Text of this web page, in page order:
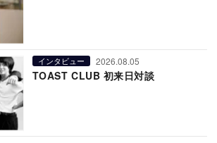
インタビュー 2026.08.05
TOAST CLUB 初来日対談